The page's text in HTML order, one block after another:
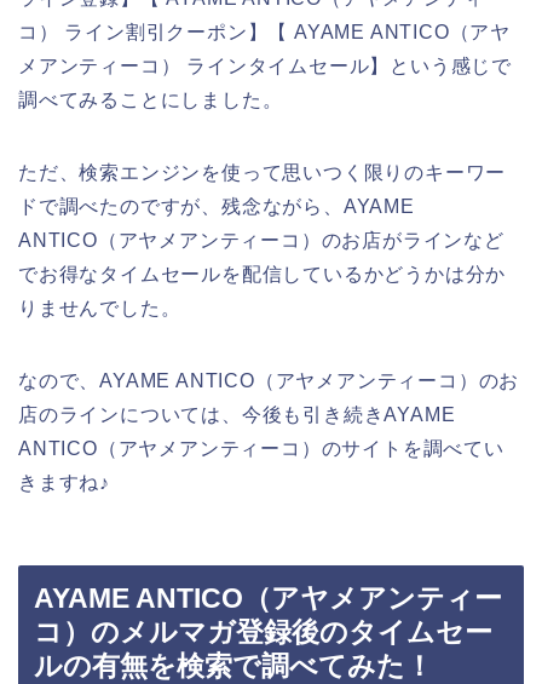
コ） ライン割引クーポン】【 AYAME ANTICO（アヤ
メアンティーコ） ラインタイムセール】という感じで
調べてみることにしました。
ただ、検索エンジンを使って思いつく限りのキーワー
ドで調べたのですが、残念ながら、AYAME
ANTICO（アヤメアンティーコ）のお店がラインなど
でお得なタイムセールを配信しているかどうかは分か
りませんでした。
なので、AYAME ANTICO（アヤメアンティーコ）のお
店のラインについては、今後も引き続きAYAME
ANTICO（アヤメアンティーコ）のサイトを調べてい
きますね♪
AYAME ANTICO（アヤメアンティー
コ）のメルマガ登録後のタイムセー
ルの有無を検索で調べてみた！